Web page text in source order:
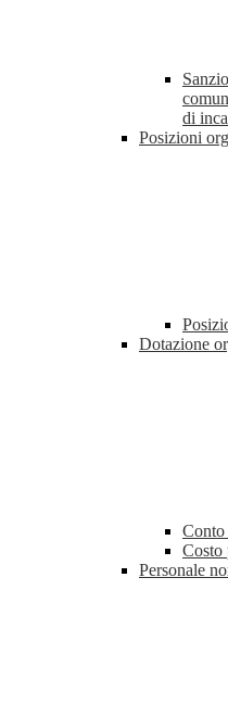
di
Posizioni
Dotazione
Conto
Costo
Personale